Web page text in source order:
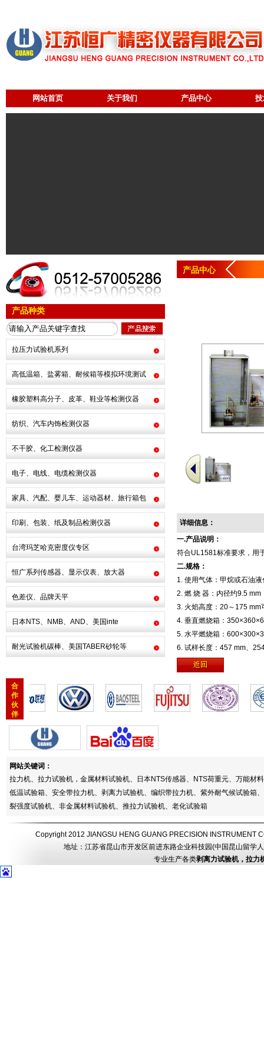
网站首页 关于我们 产品中心
产品种类
拉压力试验机系列
高低温箱、盐雾箱、耐候箱等模拟环境测试
橡胶塑料高分子、皮革、鞋业等检测仪器
纺织、汽车内饰检测仪器
不干胶、化工检测仪器
电子、电线、电缆检测仪器
家具、汽配、婴儿车、运动器材、旅行箱包
印刷、包装、纸及制品检测仪器
台湾玛芝哈克密度仪专区
恒广系列传感器、显示仪表、放大器
色差仪、品牌天平
日本NTS、NMB、AND、美国inte
耐光试验机碳棒、美国TABER砂轮等
产品中心
详细信息：
一.产品说明：
符合UL1581标准要求，用
二.规格：
1. 使用气体：甲烷或石油液
2. 燃 烧 器：内径约9.5 mm
3. 火焰高度：20～175 mm
4. 垂直燃烧箱：
5. 水平燃烧箱：
6. 试样长度：457 mm、
合
作
伙
伴
网站关键词：
拉力机、拉力试验机，金属材料试验机、日本NTS传感器、NTS荷重元、万能
低温试验箱、安全带拉力机、剥离力试验机、编织带拉力机、紫外耐气候试验
裂强度试验机、非金属材料试验机、推拉力试验机、老化试验箱
Copyright 2012 JIANGSU HENG GUANG PRECISION INSTRUMENT
地址：江苏省昆山市开发区前进东路企业科技园(中国昆山留
专业生产各类剥离力试验机，拉力